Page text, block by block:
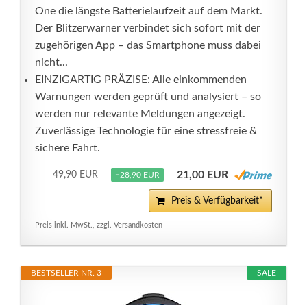
One die längste Batterielaufzeit auf dem Markt.
Der Blitzerwarner verbindet sich sofort mit der
zugehörigen App – das Smartphone muss dabei
nicht...
EINZIGARTIG PRÄZISE: Alle einkommenden
Warnungen werden geprüft und analysiert – so
werden nur relevante Meldungen angezeigt.
Zuverlässige Technologie für eine stressfreie &
sichere Fahrt.
49,90 EUR −28,90 EUR 21,00 EUR
Preis & Verfügbarkeit*
Preis inkl. MwSt., zzgl. Versandkosten
SALE
BESTSELLER NR. 3